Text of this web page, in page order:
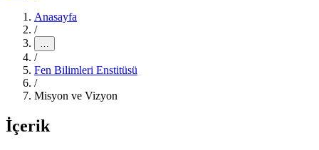
Anasayfa
/
…
/
Fen Bilimleri Enstitüsü
/
Misyon ve Vizyon
İçerik